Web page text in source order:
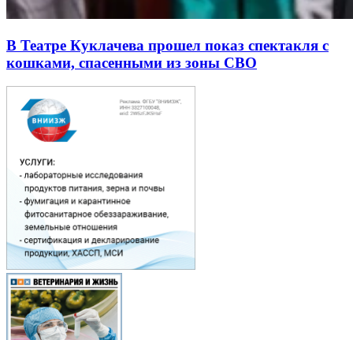
В Театре Куклачева прошел показ спектакля с
кошками, спасенными из зоны СВО